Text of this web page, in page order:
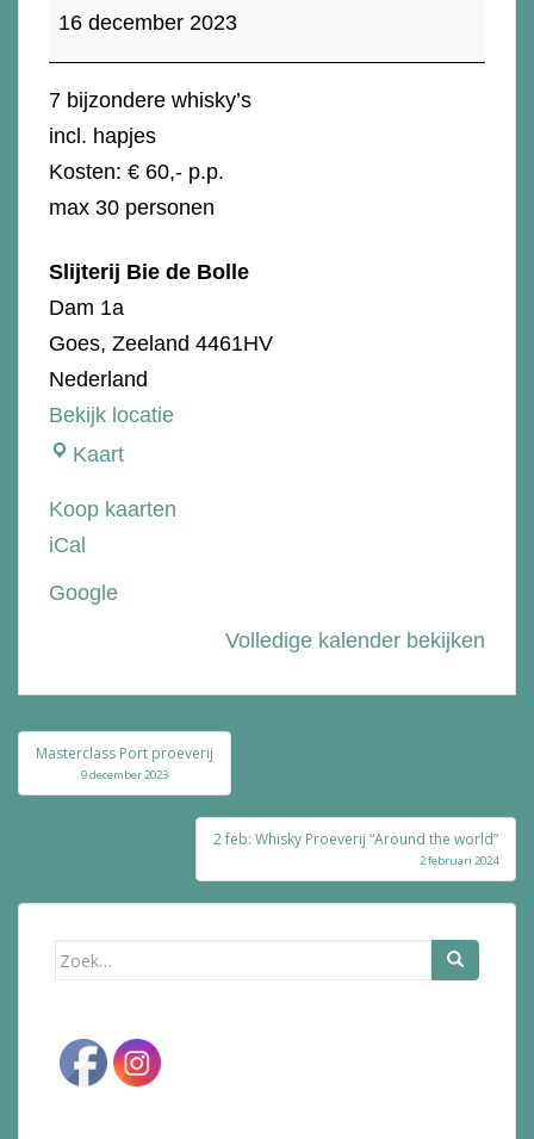
Whisky
16 december 2023
7 bijzondere whisky’s
incl. hapjes
Kosten: € 60,- p.p.
max 30 personen
Slijterij Bie de Bolle
Dam 1a
Goes, Zeeland 4461HV
Nederland
Bekijk locatie
KaartSlijterij
de
Koop kaarten
iCal
Google
Volledige kalender bekijken
Bericht
navigatie
Masterclass Port proeverij
9 december 2023
2 feb: Whisky Proeverij “Around the world”
2 februari 2024
Zoek